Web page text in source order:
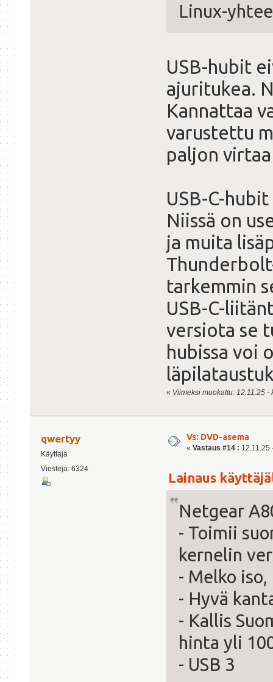
Linux-
USB-hubit
ajuritukea.
Kannattaa
varustettu
paljon
USB-C-
Niissä on
ja muita
tarkemmin
USB-C-
versiota se
hubissa voi
« Viimeksi muokattu: 12.11.25
qwertyy
Käyttäjä
Viestejä: 6324
Vs: DVD-asema
« Vastaus #14 : 12.11.25
Lainaus
Netgear
- Toimii
kernelin
- Melko
- Hyvä
- Kallis
hinta yli
- USB 3